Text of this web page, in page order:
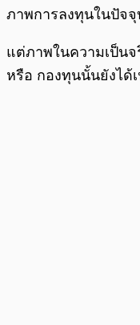
ภาพการลงทุนในปัจ
แต่ภาพในความเป็น
หรือ กองทุนนั้นยังได้